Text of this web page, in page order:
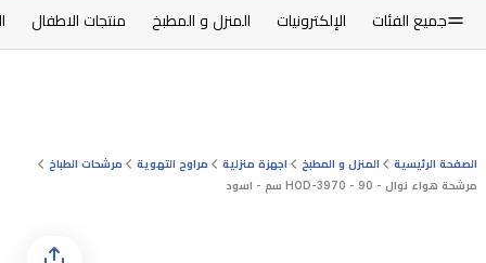
جميع الفئات الإلكترونيات المنزل و المطبخ منتجات الاطفال
الصفحة الرئيسية المنزل و المطبخ اجهزة منزلية مراوح التهوية
مرشحات الطباخ
مرشحة هواء نوال - HOD-3970 - 90 سم - اسود